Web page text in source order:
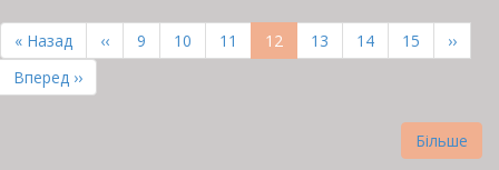
НА
СТОРІНКИ
Перша
сторінка
« Назад
Попередня
сторінка
‹‹ Page
9 Page
10 Page
11
Поточна
сторінка
12 Page
13 Page
14 Page
15
››
Остання
сторінка
Вперед ››
Більше